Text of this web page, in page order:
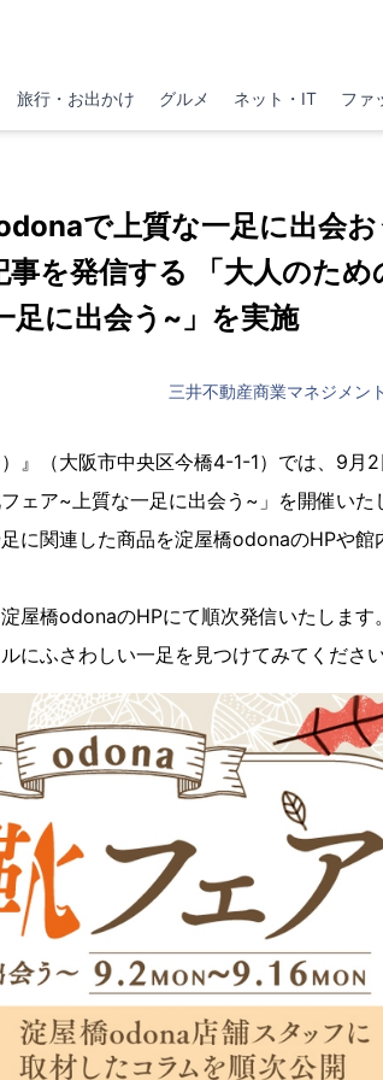
旅行・お出かけ グルメ ネット・IT ファ
で上質な一足に出会
を発信する 「大人のた
足に出会う~」を実施
三井不動産商業マネジメ
』（大阪市中央区今橋4-1-1）では、9月
ェア~上質な一足に出会う~」を開催いた
に関連した商品を淀屋橋odonaのHPや館
屋橋odonaのHPにて順次発信いたします
にふさわしい一足を見つけてみてくださ